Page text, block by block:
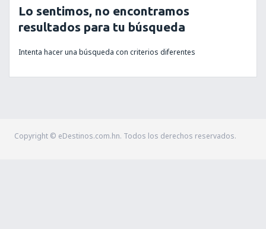
Lo sentimos, no encontramos
resultados para tu búsqueda
Intenta hacer una búsqueda con criterios diferentes
Copyright © eDestinos.com.hn. Todos los derechos reservados.